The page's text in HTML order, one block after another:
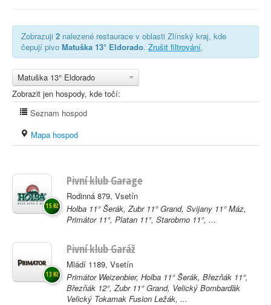
Zobrazuji 2 nalezené restaurace v oblasti Zlínský kraj, kde
čepují pivo Matuška 13° Eldorado. Zrušit filtrování.
Matuška 13° Eldorado
Zobrazit jen hospody, kde točí:
Seznam hospod
Mapa hospod
Pivní klub Garage
Rodinná 879, Vsetín
Holba 11° Šerák, Zubr 11° Grand, Svijany 11° Máz,
Primátor 11°, Platan 11°, Starobrno 11°, ...
15 Kč
Pivní klub Garáž
Mládí 1189, Vsetín
Primátor Weizenbier, Holba 11° Šerák, Březňák 11°,
Březňák 12°, Zubr 11° Grand, Velický Bombarďák
Velický Tokamak Fusion Ležák, ...
13 Kč